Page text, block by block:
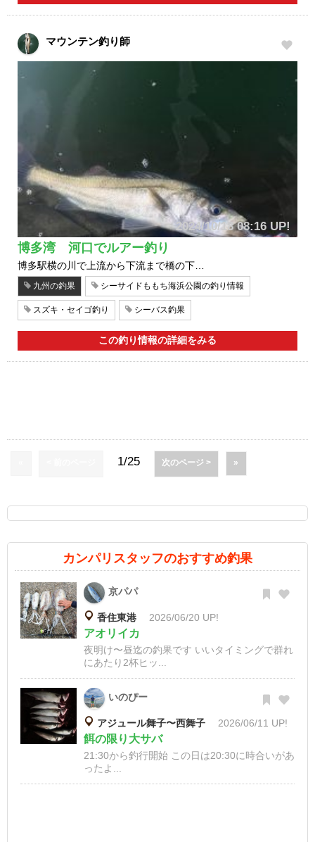
マウンテン釣り師
2024/10/18 08:16 UP!
博多湾 河口でルアー釣り
博多駅横の川で上流から下流まで橋の下…
九州の釣果 シーサイドももち海浜公園の釣り情報
スズキ・セイゴ釣り シーバス釣果
この釣り情報の詳細をみる
1/25 次のページ > »
カンパリスタッフのおすすめ釣果
京パパ
香住東港 2026/06/20 UP!
アオリイカ
夜明け〜昼迄の釣果です いいタイミングで群れ
にあたり2杯ヒッ...
いのぴー
アジュール舞子〜西舞子 2026/06/11 UP!
餌の限り大サバ
21:30から釣行開始 この日は20:30に時合いがあ
ったよ...